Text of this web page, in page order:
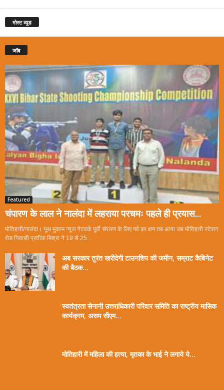
मोस्ट व्यूड
जॉब
Featured
चंपारण के लाल ने नालंदा में लहराया परचमः पहले ही प्रयास...
मोतिहारी/नालंदा। यूथ मुकाम न्यूज नेटवर्क पूर्वी चंपारण के लिए गर्व का क्षण तब आया जब मोतिहारी स्टेशन
रोड निवासी प्रतीक मिश्रा ने 19 से 25...
अब सरकार तुरंत खरीदेगी टाउनशिप की जमीन, सम्राट कैबिनेट
की बैठक...
स्वतंत्रता सेनानी उत्तराधिकारी परिवार समिति का राष्ट्रीय मासिक
कार्यक्रम, असम सीएम...
मोतिहारी में महिला की हत्या, मृतका के भाई ने लगाये ये...